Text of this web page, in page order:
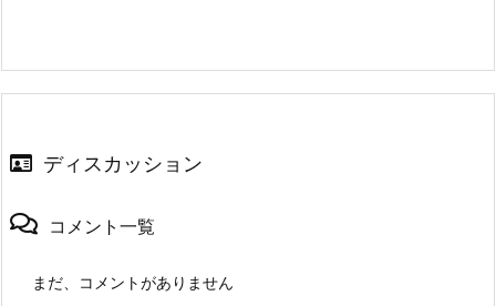
ディスカッション
コメント一覧
まだ、コメントがありません